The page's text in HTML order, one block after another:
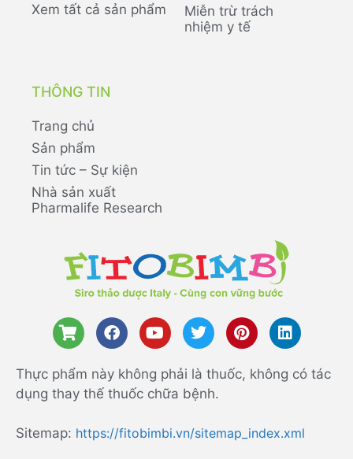
Xem tất cả sản phẩm
Miễn trừ trách
nhiệm y tế
THÔNG TIN
Trang chủ
Sản phẩm
Tin tức – Sự kiện
Nhà sản xuất
Pharmalife Research
Thực phẩm này không phải là thuốc, không có tác
dụng thay thế thuốc chữa bệnh.
Sitemap: https://fitobimbi.vn/sitemap_index.xml